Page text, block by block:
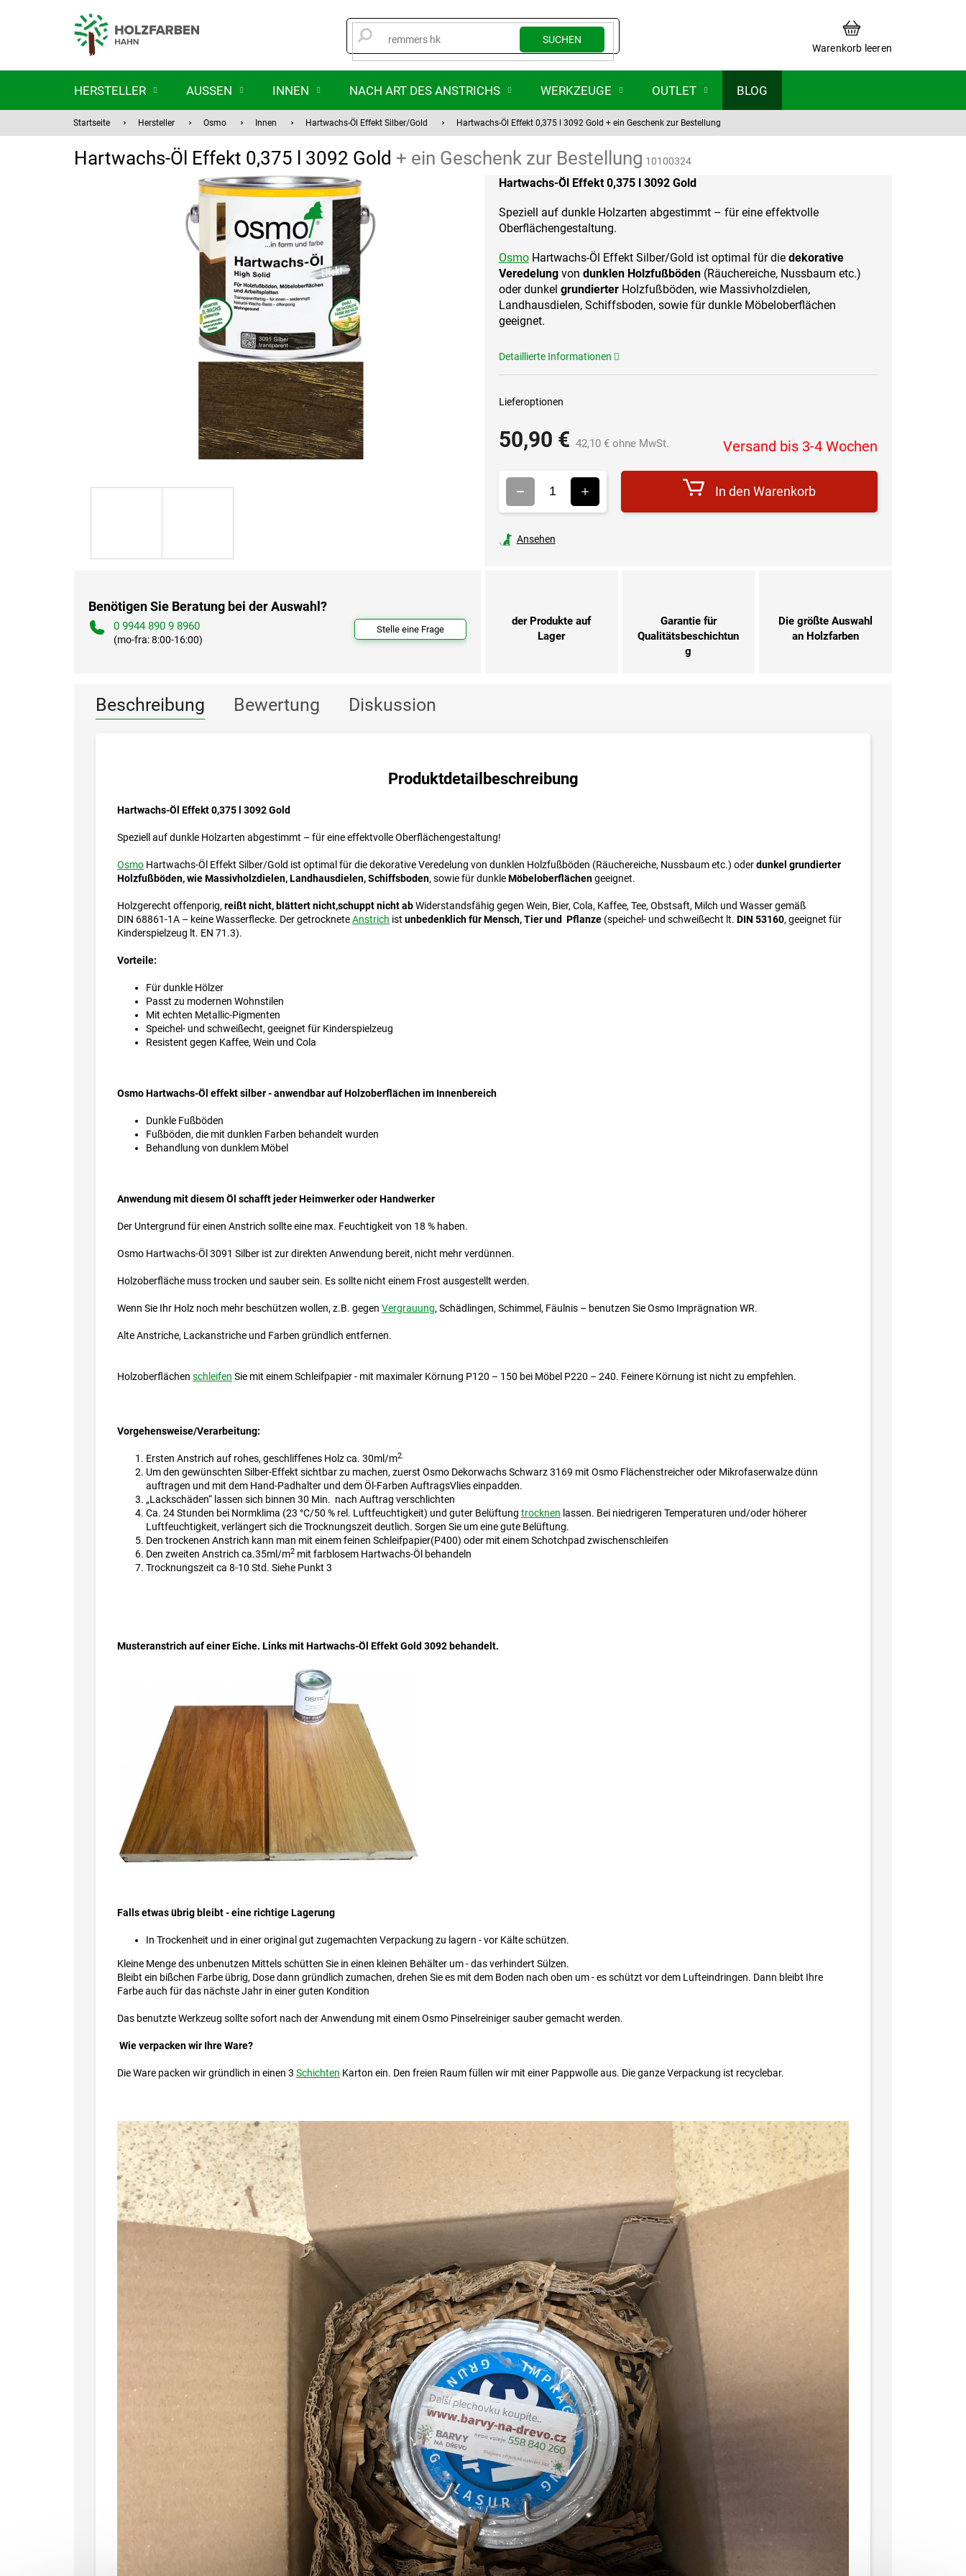
SUCHEN
WARENKORB
Warenkorb leeren
HERSTELLER AUSSEN INNEN NACH ART DES ANSTRICHS WERKZEUGE OUTLET BLOG
Startseite Hersteller Osmo Innen Hartwachs-Öl Effekt Silber/Gold Hartwachs-Öl Effekt 0,375 l 3092 Gold + ein Geschenk zur Bestellung
Hartwachs-Öl Effekt 0,375 l 3092 Gold + ein Geschenk zur Bestellung 10100324
50,90 € 42,10 € ohne MwSt. Versand bis 3-4 Wochen
Lieferoptionen
In den Warenkorb
Hartwachs-Öl Effekt 0,375 l 3092 Gold
Speziell auf dunkle Holzarten abgestimmt – für eine effektvolle
Oberflächengestaltung.
OsmoHartwachs-Öl Effekt Silber/Gold ist optimal für die dekorative
Veredelungvon dunklen Holzfußböden(Räuchereiche, Nussbaum etc.)
oder dunkel grundierterHolzfußböden, wie Massivholzdielen,
Landhausdielen, Schiffsboden, sowie für dunkle Möbeloberflächen
geeignet.
Detaillierte Informationen
Ansehen
Benötigen Sie Beratung bei der Auswahl?
0 9944 890 9 8960
(mo-fra: 8:00-16:00)
Stelle eine Frage
der Produkte auf
Lager
Garantie für
Qualitätsbeschichtun
g
Die größte Auswahl
an Holzfarben
Beschreibung Bewertung Diskussion
Produktdetailbeschreibung
Hartwachs-Öl Effekt 0,375 l 3092 Gold
Speziell auf dunkle Holzarten abgestimmt – für eine effektvolle Oberflächengestaltung!
Osmo Hartwachs-Öl Effekt Silber/Gold ist optimal für die dekorative Veredelung von dunklen Holzfußböden (Räuchereiche, Nussbaum etc.) oderdunkel grundierter
Holzfußböden, wie Massivholzdielen, Landhausdielen, Schiffsboden, sowie für dunkleMöbeloberflächengeeignet.
Holzgerecht offenporig, reißt nicht, blättert nicht,schuppt nicht abWiderstandsfähig gegen Wein, Bier, Cola, Kaffee, Tee, Obstsaft, Milch und Wasser gemäß
DIN 68861-1A – keine Wasserflecke. Der getrockneteAnstrich ist unbedenklich für Mensch, Tier und Pflanze (speichel- und schweißecht lt. DIN 53160, geeignet für
Kinderspielzeug lt. EN 71.3).
Vorteile:
Für dunkle Hölzer
Passt zu modernen Wohnstilen
Mit echten Metallic-Pigmenten
Speichel- und schweißecht, geeignet für Kinderspielzeug
Resistent gegen Kaffee, Wein und Cola
Osmo Hartwachs-Öl effekt silber - anwendbar auf Holzoberflächen im Innenbereich
Dunkle Fußböden
Fußböden, die mit dunklen Farben behandelt wurden
Behandlung von dunklem Möbel
Anwendung mit diesem Öl schafft jeder Heimwerker oder Handwerker
Der Untergrund für einen Anstrich sollte eine max. Feuchtigkeit von 18 % haben.
Osmo Hartwachs-Öl 3091 Silber ist zur direkten Anwendung bereit, nicht mehr verdünnen.
Holzoberfläche muss trocken und sauber sein. Es sollte nicht einem Frost ausgestellt werden.
Wenn Sie Ihr Holz noch mehr beschützen wollen, z.B. gegen Vergrauung, Schädlingen, Schimmel, Fäulnis – benutzen Sie Osmo Imprägnation WR.
Alte Anstriche, Lackanstriche und Farben gründlich entfernen.
Holzoberflächen schleifen Sie mit einem Schleifpapier - mit maximaler Körnung P120 – 150 bei Möbel P220 – 240. Feinere Körnung ist nicht zu empfehlen.
Vorgehensweise/Verarbeitung:
Ersten Anstrich auf rohes, geschliffenes Holz ca. 30ml/m2.
Um den gewünschten Silber-Effekt sichtbar zu machen, zuerst Osmo Dekorwachs Schwarz 3169 mit Osmo Flächenstreicher oder Mikrofaserwalze dünn
auftragen und mit dem Hand-Padhalter und dem Öl-Farben AuftragsVlies einpadden.
„Lackschäden“ lassen sich binnen 30 Min. nach Auftrag verschlichten
Ca. 24 Stunden bei Normklima (23 °C/50 % rel. Luftfeuchtigkeit) und guter Belüftung trocknen lassen. Bei niedrigeren Temperaturen und/oder höherer
Luftfeuchtigkeit, verlängert sich die Trocknungszeit deutlich. Sorgen Sie um eine gute Belüftung.
Den trockenen Anstrich kann man mit einem feinen Schleifpapier(P400) oder mit einem Schotchpad zwischenschleifen
Den zweiten Anstrich ca.35ml/m2 mit farblosem Hartwachs-Öl behandeln
Trocknungszeit ca 8-10 Std. Siehe Punkt 3
Musteranstrich auf einer Eiche. Links mit Hartwachs-Öl Effekt Gold 3092 behandelt.
Falls etwas übrig bleibt - eine richtige Lagerung
In Trockenheit und in einer original gut zugemachten Verpackung zu lagern - vor Kälte schützen.
Kleine Menge des unbenutzen Mittels schütten Sie in einen kleinen Behälter um - das verhindert Sülzen.
Bleibt ein bißchen Farbe übrig, Dose dann gründlich zumachen, drehen Sie es mit dem Boden nach oben um - es schützt vor dem Lufteindringen. Dann bleibt Ihre
Farbe auch für das nächste Jahr in einer guten Kondition
Das benutzte Werkzeug sollte sofort nach der Anwendung mit einem Osmo Pinselreiniger sauber gemacht werden.
Wie verpacken wir Ihre Ware?
Die Ware packen wir gründlich in einen 3 Schichten Karton ein. Den freien Raum füllen wir mit einer Pappwolle aus. Die ganze Verpackung ist recyclebar.